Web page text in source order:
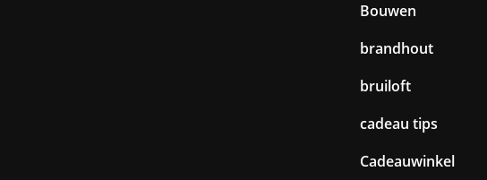
Bouwen
brandhout
bruiloft
cadeau tips
Cadeauwinkel